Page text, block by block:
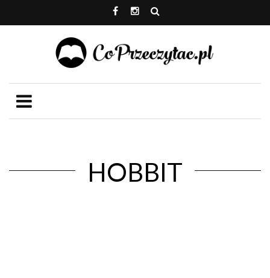
HOBBIT